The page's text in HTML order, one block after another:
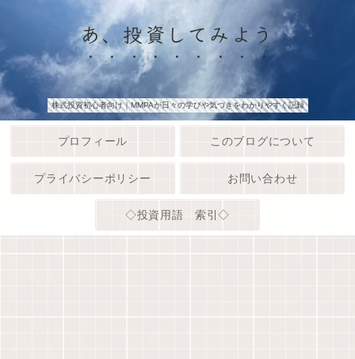
あ、投資してみよう
株式投資初心者向け｜MMPAが日々の学びや気づきをわかりやすく記録
プロフィール このブログについて
プライバシーポリシー お問い合わせ
◇投資用語 索引◇